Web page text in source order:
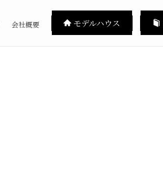
会社概要 モデルハウス